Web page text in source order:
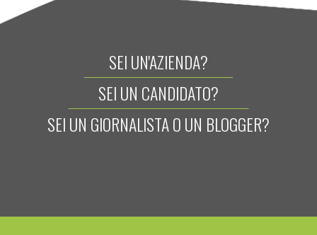
SEI UN'AZIENDA?
SEI UN CANDIDATO?
SEI UN GIORNALISTA O UN BLOGGER?